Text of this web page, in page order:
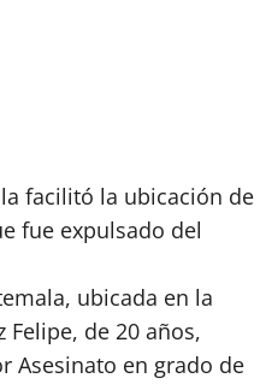
facilitó la ubicación de
fue expulsado del
ubicada en la
de 20 años,
Asesinato en grado de